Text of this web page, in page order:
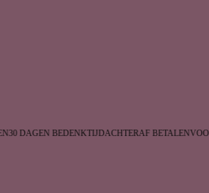
30 DAGEN BEDENKTIJDACHTERAF BETALENVOOR